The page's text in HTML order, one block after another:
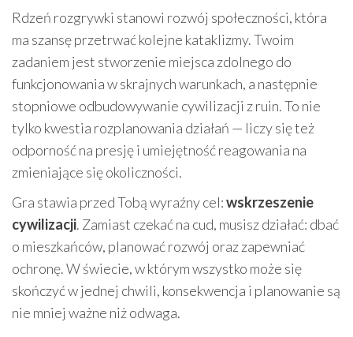
Rdzeń rozgrywki stanowi rozwój społeczności, która
ma szansę przetrwać kolejne kataklizmy. Twoim
zadaniem jest stworzenie miejsca zdolnego do
funkcjonowania w skrajnych warunkach, a następnie
stopniowe odbudowywanie cywilizacji z ruin. To nie
tylko kwestia rozplanowania działań — liczy się też
odporność na presję i umiejętność reagowania na
zmieniające się okoliczności.
Gra stawia przed Tobą wyraźny cel:wskrzeszenie
cywilizacji. Zamiast czekać na cud, musisz działać: dbać
o mieszkańców, planować rozwój oraz zapewniać
ochronę. W świecie, w którym wszystko może się
skończyć w jednej chwili, konsekwencja i planowanie są
nie mniej ważne niż odwaga.